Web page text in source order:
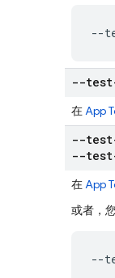
--
--test-
在App
--test-
--
在App
或者，
--